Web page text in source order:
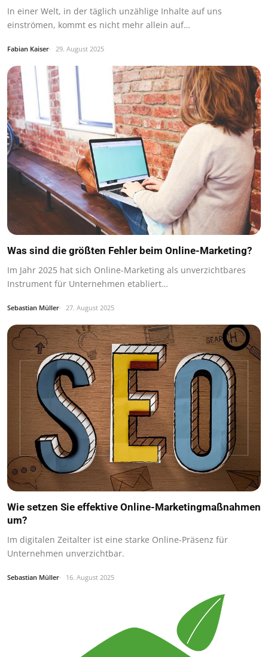
In einer Welt, in der täglich unzählige Inhalte auf uns
einströmen, kommt es nicht mehr allein auf…
Fabian Kaiser 29. August 2025
Was sind die größten Fehler beim Online-Marketing?
Im Jahr 2025 hat sich Online-Marketing als unverzichtbares
Instrument für Unternehmen etabliert…
Sebastian Müller 27. August 2025
Wie setzen Sie effektive Online-Marketingmaßnahmen
um?
Im digitalen Zeitalter ist eine starke Online-Präsenz für
Unternehmen unverzichtbar.
Sebastian Müller 16. August 2025